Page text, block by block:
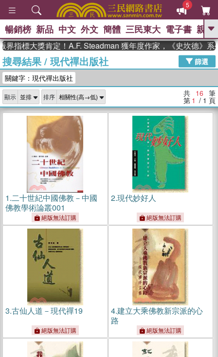
5
GO
熱搜： 高希均教授回憶錄
、 The Odyssey 、 父親節 、 如果歷
獎 臺灣漫遊錄 、 方念華 、 台灣的李
登輝時代
數學女孩：黎曼猜想 、
偉大的迷走神經
暢銷榜 新品 中文 外文 簡體 三民東大 電子書 親子
指標大獎肯定！A.F. Steadman 獲年度作家，《史坎德》系列
搜尋結果/ 現代禪出版社
篩選
關鍵字：現代禪出版社
顯示 排序 共 16 筆
第 1 / 1 頁
1.二十世紀中國佛教－中國
佛教學術論叢001
絕版無法訂購
2.現代妙好人
絕版無法訂購
3.古仙人道－現代禪19
絕版無法訂購
4.建立大乘佛教新宗派的心
路
絕版無法訂購